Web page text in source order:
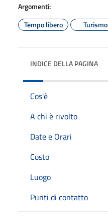
Argomenti:
Tempo libero
Turismo
INDICE DELLA PAGINA
Cos'è
A chi è rivolto
Date e Orari
Costo
Luogo
Punti di contatto